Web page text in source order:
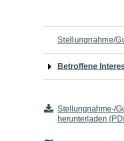
für
Stellungnahme/
Betroffene
Stellungnahme-/
herunterladen